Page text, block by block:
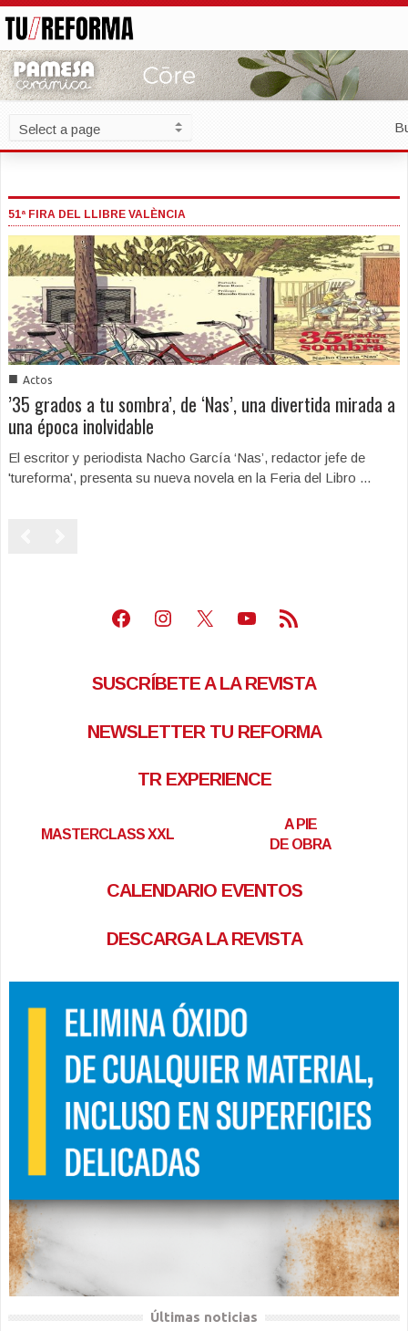
51ª FIRA DEL LLIBRE VALÈNCIA
■ Actos
’35 grados a tu sombra’, de ‘Nas’, una divertida mirada a
una época inolvidable
El escritor y periodista Nacho García ‘Nas’, redactor jefe de
'tureforma', presenta su nueva novela en la Feria del Libro ...
Facebook
Instagram
X Youtube
Feed RSS
SUSCRÍBETE A LA REVISTA
NEWSLETTER TU REFORMA
TR EXPERIENCE
MASTERCLASS XXL
A PIE
DE OBRA
CALENDARIO EVENTOS
DESCARGA LA REVISTA
Últimas noticias